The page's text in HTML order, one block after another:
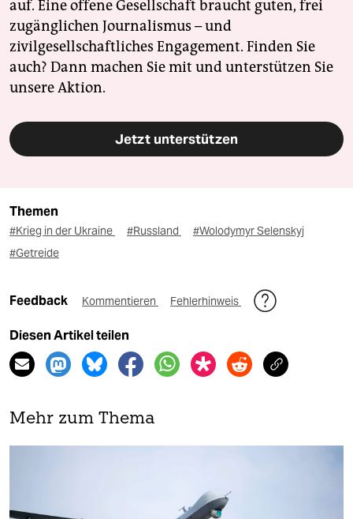
auf. Eine offene Gesellschaft braucht guten, frei
zugänglichen Journalismus – und
zivilgesellschaftliches Engagement. Finden Sie
auch? Dann machen Sie mit und unterstützen Sie
unsere Aktion.
Jetzt unterstützen
Themen
#Krieg in der Ukraine #Russland
#Wolodymyr Selenskyj
#Getreide
Feedback Kommentieren Fehlerhinweis
Diesen Artikel teilen
Mehr zum Thema